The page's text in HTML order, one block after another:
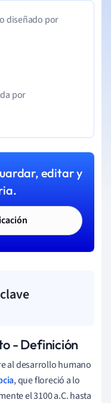
diseñado por
por
editar y
- Definición
al desarrollo humano
, que floreció a lo
el 3100 a.C. hasta